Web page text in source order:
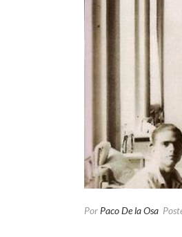
Por Paco De la Osa